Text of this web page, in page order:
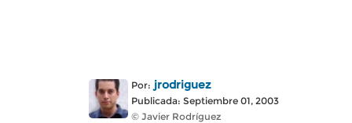
Por: jrodriguez
Publicada: Septiembre 01, 2003
© Javier Rodríguez